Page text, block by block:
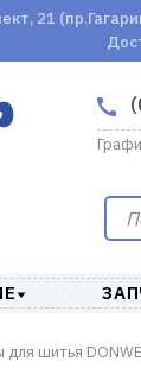
21
для шитья